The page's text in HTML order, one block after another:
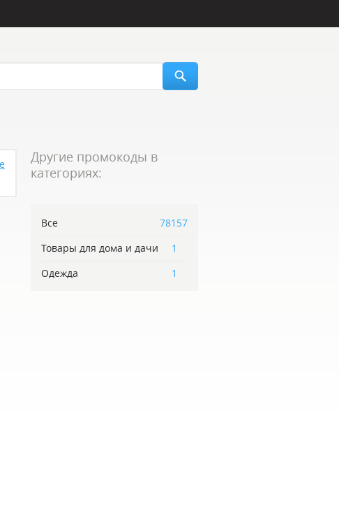
Другие промокоды в
категориях:
Все
78157
Товары для дома и дачи
1
Одежда
1